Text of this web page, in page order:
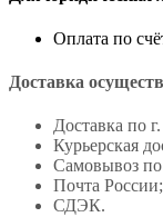
Оплата по
Доставка
Доставка по
Курьерская
Самовывоз по
Почта России;
СДЭК.